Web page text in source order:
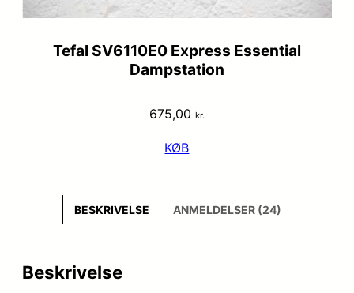
Tefal SV6110E0 Express Essential
Dampstation
675,00 kr.
KØB
BESKRIVELSE ANMELDELSER (24)
Beskrivelse